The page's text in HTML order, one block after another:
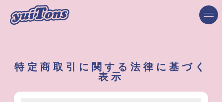
特定商取引に関する法律に基づく
表示